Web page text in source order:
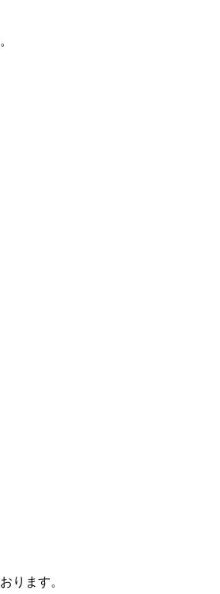
ります。